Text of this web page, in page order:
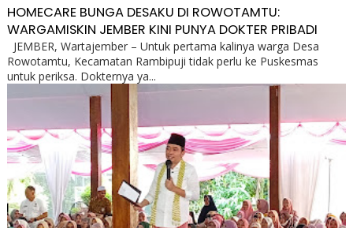
HOMECARE BUNGA DESAKU DI ROWOTAMTU:
WARGAMISKIN JEMBER KINI PUNYA DOKTER PRIBADI
JEMBER, Wartajember – Untuk pertama kalinya warga Desa
Rowotamtu, Kecamatan Rambipuji tidak perlu ke Puskesmas
untuk periksa. Dokternya ya...